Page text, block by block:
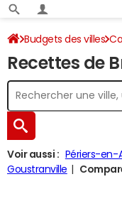
Budgets des villes
Recettes de
Voir aussi : Périers-en-
Goustranville